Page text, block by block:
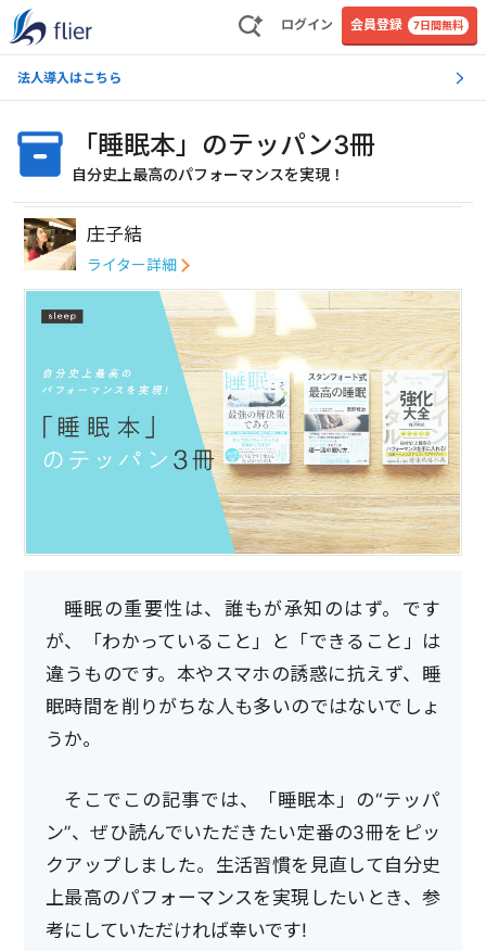
ログイン 会員登録 7日間無料
法人導入はこちら
「睡眠本」のテッパン3冊
自分史上最高のパフォーマンスを実現！
庄子結
ライター詳細
睡眠の重要性は、誰もが承知のはず。です
が、「わかっていること」と「できること」は
違うものです。本やスマホの誘惑に抗えず、睡
眠時間を削りがちな人も多いのではないでしょ
うか。
そこでこの記事では、「睡眠本」の“テッパ
ン”、ぜひ読んでいただきたい定番の3冊をピッ
クアップしました。生活習慣を見直して自分史
上最高のパフォーマンスを実現したいとき、参
考にしていただければ幸いです!